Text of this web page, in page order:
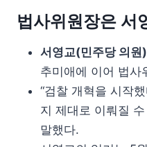
법사위원장은 서
서영교(민주당 의원
추미애에 이어 법사
“검찰 개혁을 시작
지 제대로 이뤄질
말했다.